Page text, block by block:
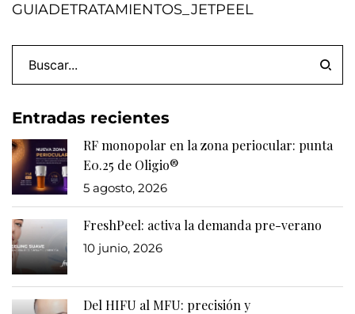
GUIADETRATAMIENTOS_JETPEEL
Entradas recientes
RF monopolar en la zona periocular: punta
E0.25 de Oligio®
5 agosto, 2026
FreshPeel: activa la demanda pre-verano
10 junio, 2026
Del HIFU al MFU: precisión y